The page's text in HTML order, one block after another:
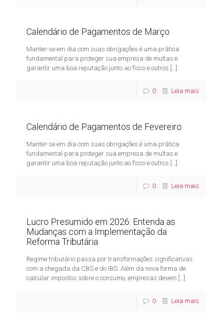
Calendário de Pagamentos de Março
Manter-se em dia com suas obrigações é uma prática
fundamental para proteger sua empresa de multas e
garantir uma boa reputação junto ao fisco e outros […]
0 Leia mais
Calendário de Pagamentos de Fevereiro
Manter-se em dia com suas obrigações é uma prática
fundamental para proteger sua empresa de multas e
garantir uma boa reputação junto ao fisco e outros […]
0 Leia mais
Lucro Presumido em 2026: Entenda as
Mudanças com a Implementação da
Reforma Tributária
Regime tributário passa por transformações significativas
com a chegada da CBS e do IBS. Além da nova forma de
calcular impostos sobre o consumo, empresas devem […]
0 Leia mais